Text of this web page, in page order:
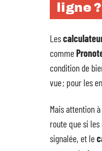
ligne ?
Les
comme
condition de
vue ; pour les
Mais attention
route que si
signalée, et le